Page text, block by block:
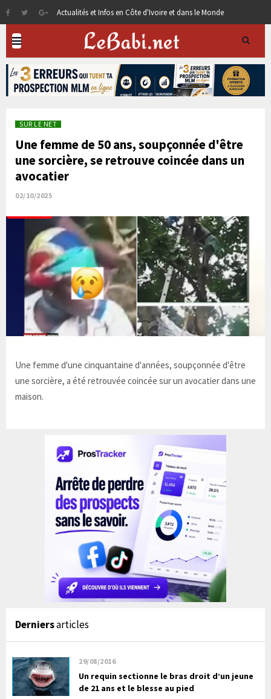
Actualités et Infos en Côte d'Ivoire et dans le Monde
SUR LE NET
Une femme de 50 ans, soupçonnée d'être
une sorcière, se retrouve coincée dans un
avocatier
02/10/2025
Une femme d'une cinquantaine d'années, soupçonnée d'être
une sorcière, a été retrouvée coincée sur un avocatier dans une
maison.
Derniersarticles
29/08/2016
Un requin sectionne le bras droit d’un jeune
de 21 ans et le blesse au pied